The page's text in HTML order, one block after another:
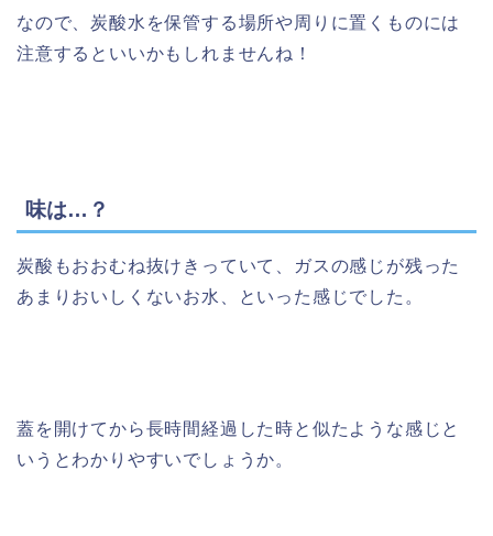
なので、炭酸水を保管する場所や周りに置くものには
注意するといいかもしれませんね！
味は…？
炭酸もおおむね抜けきっていて、ガスの感じが残った
あまりおいしくないお水、といった感じでした。
蓋を開けてから長時間経過した時と似たような感じと
いうとわかりやすいでしょうか。